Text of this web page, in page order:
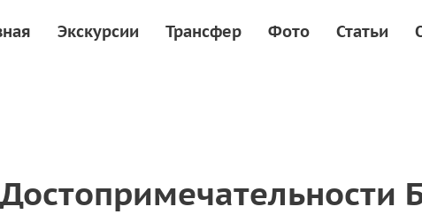
Экскурсии Трансфер Фото Статьи
Достопримечательности